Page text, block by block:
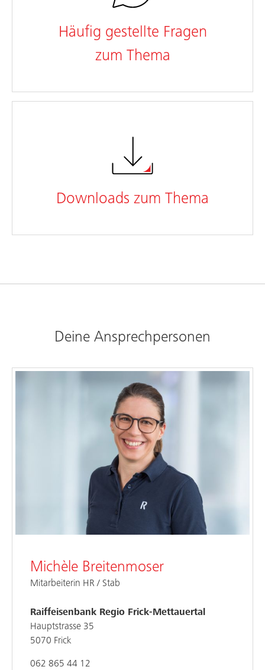
Häufig gestellte Fragen
zum Thema
Downloads zum Thema
Deine Ansprechpersonen
Michèle Breitenmoser
Mitarbeiterin HR / Stab
Raiffeisenbank Regio Frick-Mettauertal
Hauptstrasse 35
5070 Frick
062 865 44 12